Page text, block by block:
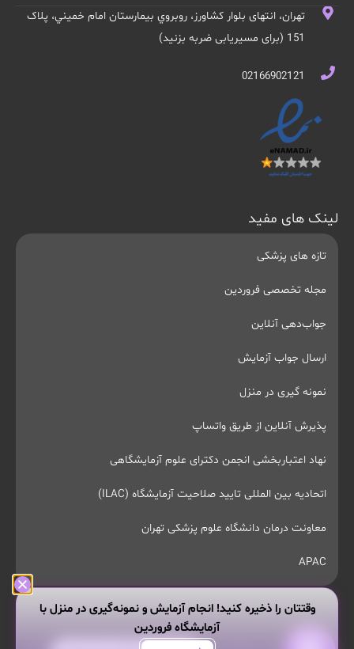
تهران، انتهای بلوار کشاورز، روبروي بيمارستان امام خميني، پلاک
151 (برای مسیریابی ضربه بزنید)
02166902121
لینک های مفید
تازه های پزشکی
مجله تخصصی فروردین
جواب‌دهی آنلاین
ارسال جواب آزمایش
نمونه گیری در منزل
پذیرش آنلاین از طریق واتساپ
نهاد اعتباربخشی انجمن دکترای علوم آزمایشگاهی
اتحادیه بین المللی تایید صلاحیت آزمایشگاه (ILAC)
معاونت درمان دانشگاه علوم پزشکی تهران
APAC
وقتتان را ذخیره کنید! انجام آزمایش و نمونه‌گیری در منزل با
آزمایشگاه فروردین